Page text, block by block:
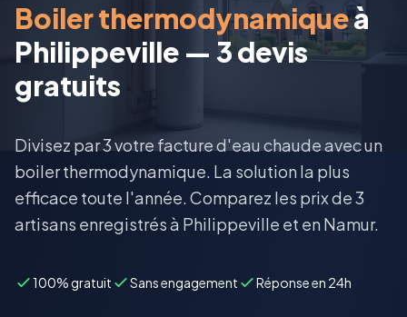
Boiler thermodynamiqueà
Philippeville — 3 devis
gratuits
Divisez par 3 votre facture d'eau chaude avec un
boiler thermodynamique. La solution la plus
efficace toute l'année. Comparez les prix de 3
artisans enregistrés à Philippeville et en Namur.
100% gratuit Sans engagement Réponse en 24h